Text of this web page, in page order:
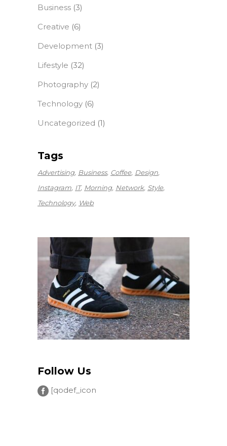
Business (3)
Creative (6)
Development (3)
Lifestyle (32)
Photography (2)
Technology (6)
Uncategorized (1)
Tags
Advertising Business Coffee Design
Instagram IT Morning Network Style
Technology Web
Follow Us
[qodef_icon